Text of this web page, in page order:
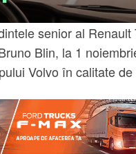
senior al
Blin, la 1
Volvo în calitate